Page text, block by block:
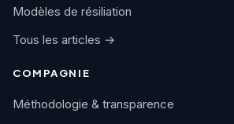
Modèles de résiliation
Tous les articles →
COMPAGNIE
Méthodologie & transparence